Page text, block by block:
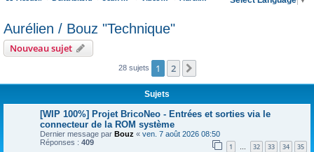
Aurélien / Bouz "Technique"
Nouveau sujet
28 sujets 1 2
Sujets
[WIP 100%] Projet BricoNeo - Entrées et sorties via le
connecteur de la ROM système
Dernier message par Bouz « ven. 7 août 2026 08:50
Réponses : 409 1 … 32 33 34 35